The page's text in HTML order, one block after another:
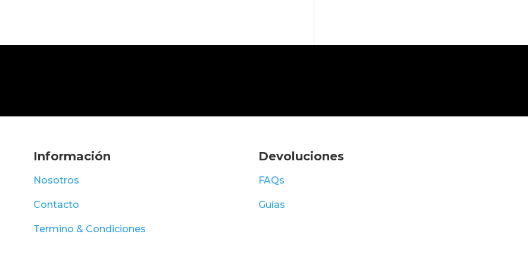
Información
Nosotros
Contacto
Termino & Condiciones
Devoluciones
FAQs
Guías